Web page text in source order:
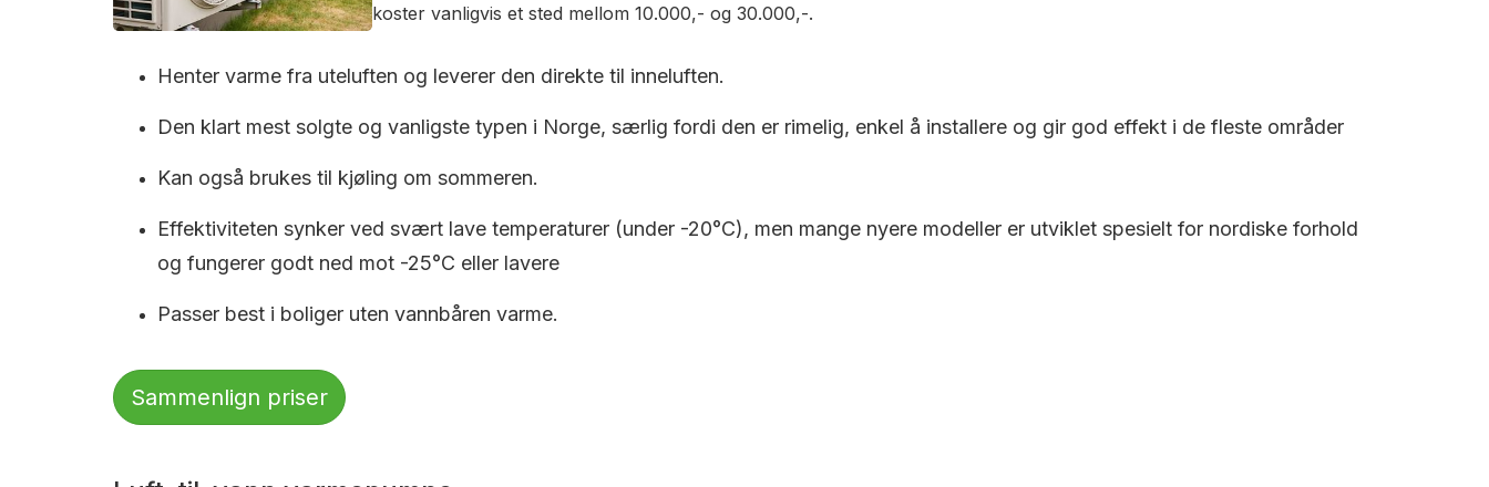
koster vanligvis et sted mellom 10.000,- og 30.000,-.
Henter varme fra uteluften og leverer den direkte til inneluften.
Den klart mest solgte og vanligste typen i Norge, særlig fordi den er rimelig, enkel å installere og gir god effekt i de fleste områder
Kan også brukes til kjøling om sommeren.
Effektiviteten synker ved svært lave temperaturer (under -20°C), men mange nyere modeller er utviklet spesielt for nordiske forhold
og fungerer godt ned mot -25°C eller lavere
Passer best i boliger uten vannbåren varme.
Sammenlign priser